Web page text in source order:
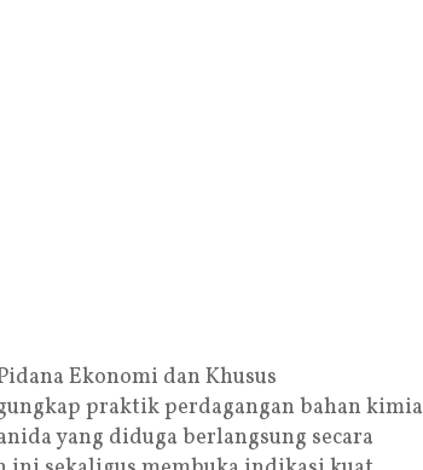
Ekonomi dan Khusus
praktik perdagangan bahan kimia
yang diduga berlangsung secara